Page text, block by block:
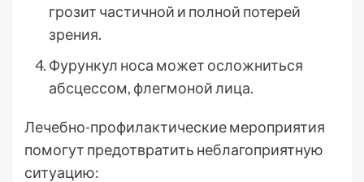
грозит частичной и полной потерей
зрения.
Фурункул носа может осложниться
абсцессом, флегмоной лица.
Лечебно-профилактические мероприятия
помогут предотвратить неблагоприятную
ситуацию: